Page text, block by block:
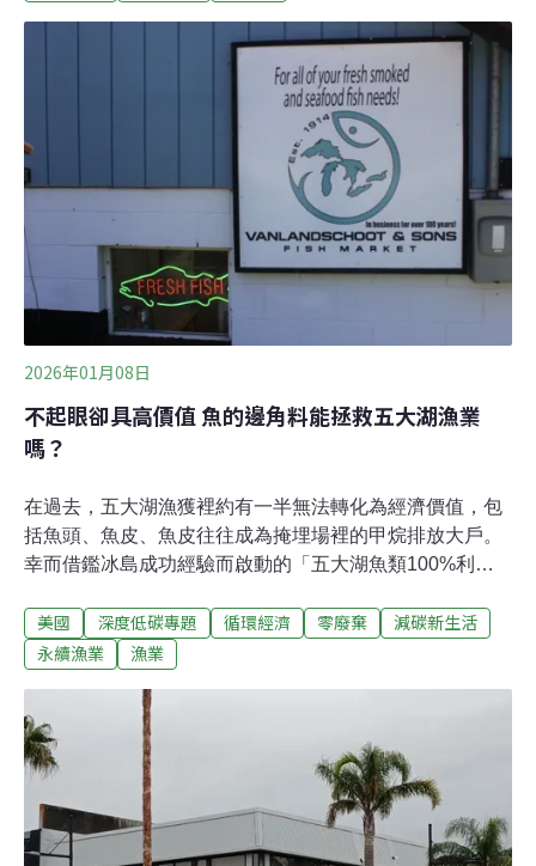
指出，歐洲水資源正面臨日益嚴重的污染和過度使用壓
力，而氣候變遷讓水資源取得和管理更具挑戰性，每年歐
洲已有超過40%的人口受到水資源壓力的影響，同時還可
能造成死亡和數十億歐元的經濟損失。在這樣的情況下，
如何有效運用日漸稀缺的水資源，就成了各國政府需要思
考的問題，同樣面臨旱災困境的德國政府開始積極推動城
市往「海綿都市」轉型，並提出鼓勵設置綠屋頂、對封閉
地面、阻斷雨水逕流的建地課徵「雨水費」等措施，成功
強化了水資源韌性。
2026年01月08日
不起眼卻具高價值 魚的邊角料能拯救五大湖漁業
嗎？
在過去，五大湖漁獲裡約有一半無法轉化為經濟價值，包
括魚頭、魚皮、魚皮往往成為掩埋場裡的甲烷排放大戶。
幸而借鑑冰島成功經驗而啟動的「五大湖魚類100%利用
方式與市場價值。位於密西根州上半島的范蘭舒特父子魚
市（VanLandschoot & Sons Fish Market）是個傳承五代
可以捕到900多公斤的白鮭魚。然而，在剔除魚骨、魚頭
等部位後，留下的魚片往往只剩一半。「所以我們有數百
公斤剩餘的廢棄物，還不會帶來任何收入，」范蘭舒特父
子魚市總裁范蘭舒特（Dennis VanLandschoot）說，「這
其中有商業上的考量，但我們也要捫心自問：『我們應該
怎麼做才不辜負這些魚？』」答案很簡單：物盡其用。過
美國 深度低碳專題 循環經濟 零廢棄
減碳新生活
永續漁業
漁業